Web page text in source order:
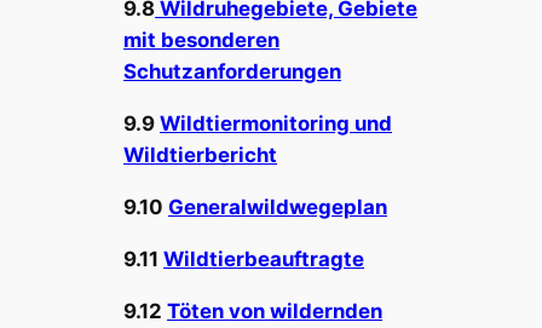
9.8 Wildruhegebiete, Gebiete
mit besonderen
Schutzanforderungen
9.9Wildtiermonitoring und
Wildtierbericht
9.10 Generalwildwegeplan
9.11Wildtierbeauftragte
9.12Töten von wildernden